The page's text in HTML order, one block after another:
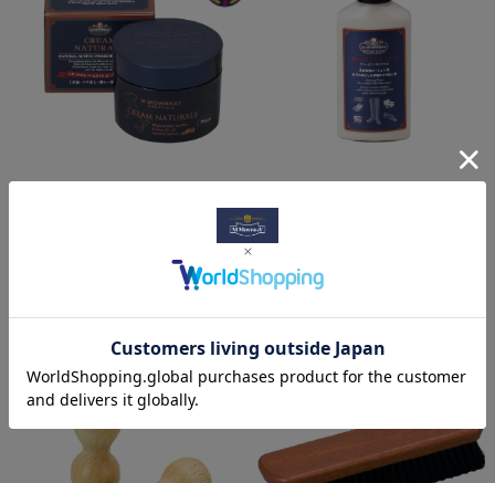
クリームナチュラー
¥2,310(税込)
保革＆汚れ落としも
これ１本 クリーム
エッセンシャル